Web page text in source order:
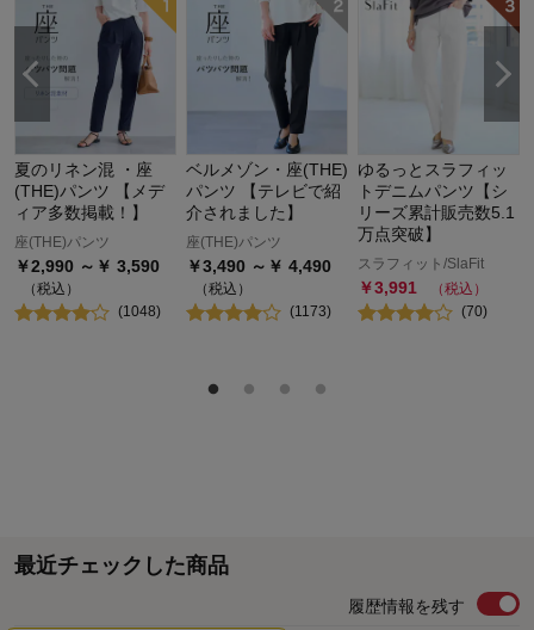
夏のリネン混 ・座
(THE)パンツ 【メデ
ィア多数掲載！】
座(THE)パンツ
￥2,990 ～￥ 3,590
（税込）
(1048)
ベルメゾン・座(THE)
パンツ 【テレビで紹
介されました】
座(THE)パンツ
￥3,490 ～￥ 4,490
（税込）
(1173)
ゆるっとスラフィッ
トデニムパンツ【シ
リーズ累計販売数5.1
万点突破】
スラフィット/SlaFit
￥3,991
（税込）
(70)
最近チェックした商品
履歴情報を残す